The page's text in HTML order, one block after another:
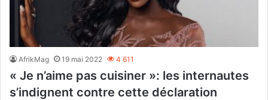
AfrikMag 19 mai 2022 4 611
« Je n’aime pas cuisiner »: les internautes
s’indignent contre cette déclaration